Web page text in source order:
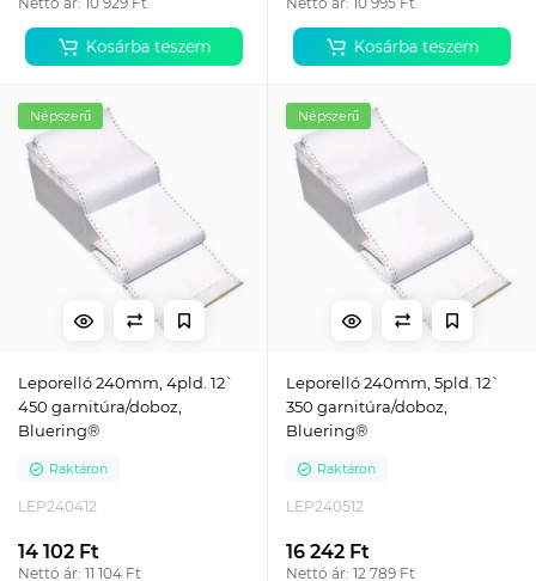
Kosárba teszem Kosárba teszem
Népszerű
Leporelló 240mm, 4pld. 12`
450 garnitúra/doboz,
Bluering®
Raktáron
LEP240412
14 102 Ft
Nettó ár: 11 104 Ft
Népszerű
Leporelló 240mm, 5pld. 12`
350 garnitúra/doboz,
Bluering®
Raktáron
LEP240512
16 242 Ft
Nettó ár: 12 789 Ft